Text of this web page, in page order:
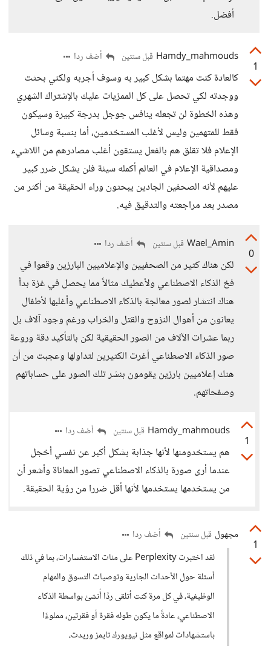
أفضل.
1
Hamdy_mahmouds قبل سنتين أضف ردا
كالعادة كنت مهتما بشكل كبير به وسوف أجربه ولكني بحثت
ووجدته لكي تحصل على كل الممزيات عليك بالإشتراك الشهري
وهذه الخطوة لن تجعله ينافس جوجل بدرجة كبيرة وسيكون
فقط للمتهمين وليس لأغلب المستخدمين، أما بنسبة وسائل
الإعلام فلا تقلق هم بالفعل يستقون أغلب مصادرهم من اللاشيء
ومصداقية الإعلام في العالم أكمله سيئة فلن يشكل ضرر كبير
عليهم لأنه الصحفين الجادين يبحثون وراء الحقيقة من أكثر من
مصدر بعد مراجعته والتدقيق فيه.
0
Wael_Amin قبل سنتين أضف ردا
لكن هناك كثير من الصحفيين والإعلاميين البارزين وقعوا في
فخ الذكاء الاصطناعي ولأعطيك مثالاً مما يحصل في غزة بدأ
هناك انتشار لصور معالجة بالذكاء الاصطناعي وأغلبها لأطفال
يعانون من أهوال النزوح والقتل والخراب ورغم وجود آلاف بل
ربما عشرات الآلاف من الصور الحقيقية لكن بالتأكيد دقة وروعة
صور الذكاء الاصطناعي أغرت الكثيرين لتداولها وعجبت من أن
هنك إعلاميين بارزين يقومون بنشر تلك الصور على حساباتهم
وصفحاتهم.
1
Hamdy_mahmouds قبل سنتين أضف ردا
هم يستخدومنها لأنها جذابة بشكل أكبر عن نفسي أخجل
عندما أرى صورة بالذكاء الاصطناعي تصور المعاناة وأشعر أن
من يستخدمها يستخدمها لأنها أقل ضررا من رؤية الحقيقة.
1
مجهول قبل سنتين
أضف ردا
لقد اختبرت Perplexity على مئات الاستفسارات، بما في ذلك
أسئلة حول الأحداث الجارية وتوصيات التسوق والمهام
الوظيفية، في كل مرة كنت أتلقى ردًا أُنشئ بواسطة الذكاء
الاصطناعي، عادةً ما يكون طوله فقرة أو فقرتين، مملوءًا
باستشهادات لمواقع مثل نيويورك تايمز وريدت،